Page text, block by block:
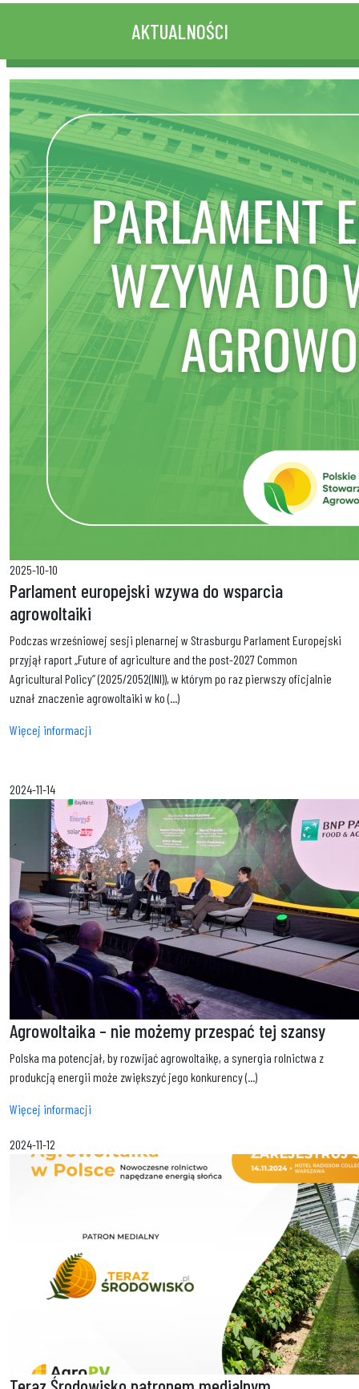
AKTUALNOŚCI
2025-10-10
Parlament europejski wzywa do wsparcia
agrowoltaiki
Podczas wrześniowej sesji plenarnej w Strasburgu Parlament Europejski
przyjął raport „Future of agriculture and the post-2027 Common
Agricultural Policy” (2025/2052(INI)), w którym po raz pierwszy oficjalnie
uznał znaczenie agrowoltaiki w ko (...)
Więcej informacji
2024-11-14
Agrowoltaika – nie możemy przespać tej szansy
Polska ma potencjał, by rozwijać agrowoltaikę, a synergia rolnictwa z
produkcją energii może zwiększyć jego konkurency (...)
Więcej informacji
2024-11-12